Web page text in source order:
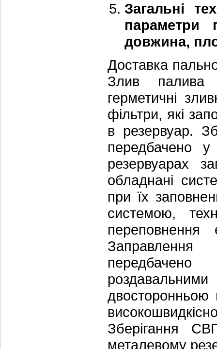
Загальні
параметри
довжина,
Доставка
Злив палива
герметичні
фільтри, які
в резервуар.
передбачено у
резервуарах
обладнані
при їх
системою,
переповнення
Зберігання
металевому